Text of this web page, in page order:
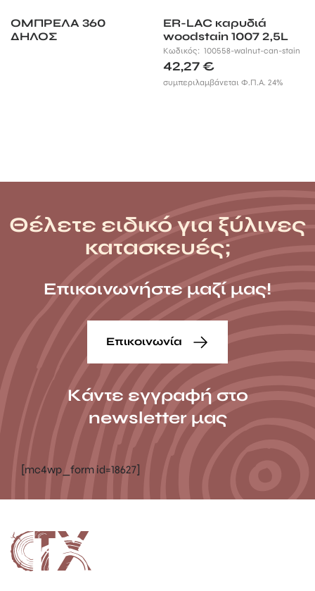
ΟΜΠΡΕΛΑ 360
ΔΗΛΟΣ
ER-LAC καρυδιά
woodstain 1007 2,5L
Κωδικός:100558-walnut-can-stain
42,27€
συμπεριλαμβάνεται Φ.Π.Α. 24%
Θέλετε ειδικό για ξύλινες
κατασκευές;
Επικοινωνήστε μαζί μας!
Επικοινωνία
Κάντε εγγραφή στο
newsletter μας
[mc4wp_form id=18627]